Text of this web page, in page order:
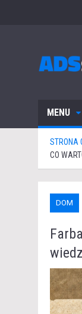
MENU
STRONA
CO
DOM